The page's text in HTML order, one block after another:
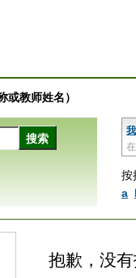
教师姓名）
按
a
抱歉，没